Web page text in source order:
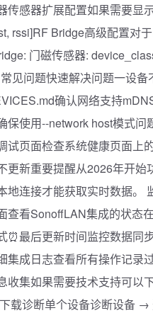
传感器扩展配置如果需要显
rssi]RF Bridge高级配置对
门磁传感器:
见问题快速解决问题一设
确认网络支持
保使用--network host模式
试页面检查系统健康页面上
更新重要提醒从2026年开始
地连接才能获取实时数据。
查看SonoffLAN集成的状态
⏰最后更新时间监控数据同
集成日志查看所有操作记录
收集如果需要技术支持可
载诊断单个设备诊断设备 →